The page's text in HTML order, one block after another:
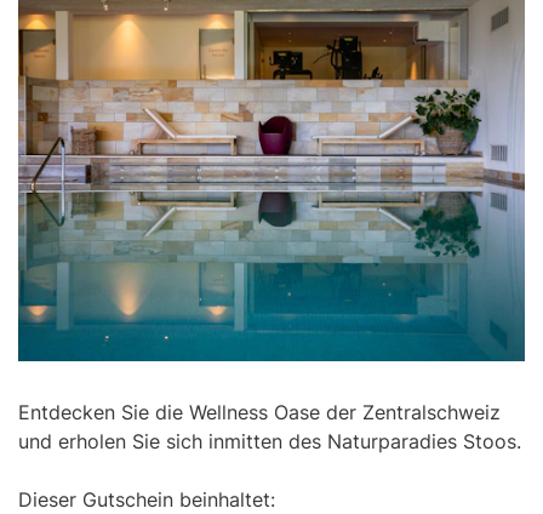
Entdecken Sie die Wellness Oase der Zentralschweiz
und erholen Sie sich inmitten des Naturparadies Stoos.
Dieser Gutschein beinhaltet: